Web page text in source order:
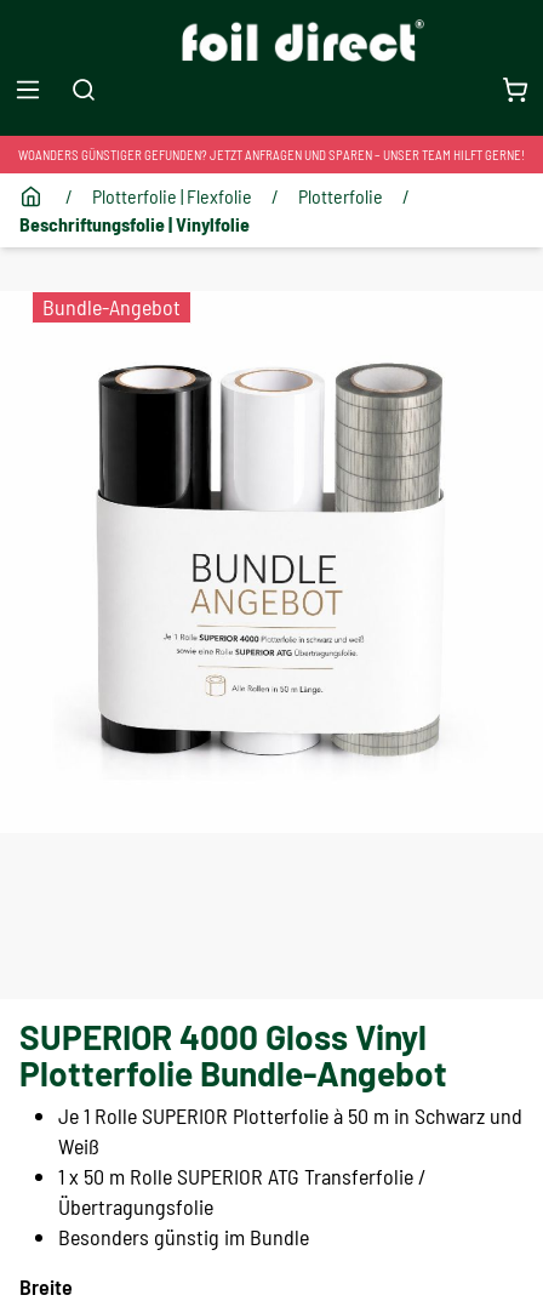
WOANDERS GÜNSTIGER GEFUNDEN? JETZT ANFRAGEN UND SPAREN – UNSER TEAM HILFT GERNE!
/ Plotterfolie | Flexfolie / Plotterfolie
/
Beschriftungsfolie | Vinylfolie
Bundle-Angebot
SUPERIOR 4000 Gloss Vinyl
Plotterfolie Bundle-Angebot
Je 1 Rolle SUPERIOR Plotterfolie à 50 m in Schwarz und
Weiß
1 x 50 m Rolle SUPERIOR ATG Transferfolie /
Übertragungsfolie
Besonders günstig im Bundle
Breite